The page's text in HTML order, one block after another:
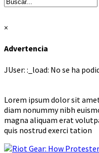
×
Advertencia
JUser: :_load: No se ha
Lorem ipsum dolor sit
diam nonummy nibh
magna aliquam erat
quis nostrud exerci tation